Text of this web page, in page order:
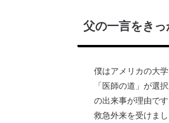
父の一言をき
僕はアメリカの大
「医師の道」が選
の出来事が理由で
救急外来を受けま